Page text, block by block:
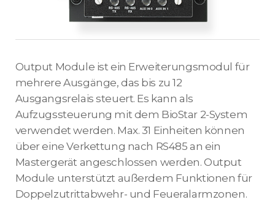
Output Module ist ein Erweiterungsmodul für
mehrere Ausgänge, das bis zu 12
Ausgangsrelais steuert. Es kann als
Aufzugssteuerung mit dem BioStar 2-System
verwendet werden. Max. 31 Einheiten können
über eine Verkettung nach RS485 an ein
Mastergerät angeschlossen werden. Output
Module unterstützt außerdem Funktionen für
Doppelzutrittabwehr- und Feueralarmzonen.